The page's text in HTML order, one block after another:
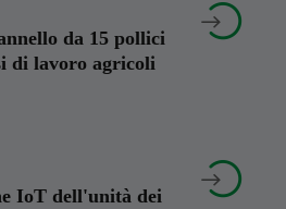
da 15 pollici
di lavoro agricoli


IoT dell'unità dei

